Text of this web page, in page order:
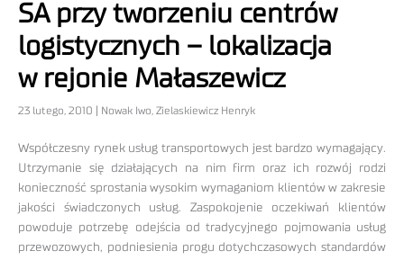
SA przy tworzeniu centrów
logistycznych – lokalizacja
w rejonie Małaszewicz
23 lutego, 2010 | Nowak Iwo, Zielaskiewicz Henryk
Współczesny rynek usług transportowych jest bardzo wymagający.
Utrzymanie się działających na nim firm oraz ich rozwój rodzi
konieczność sprostania wysokim wymaganiom klientów w zakresie
jakości świadczonych usług. Zaspokojenie oczekiwań klientów
powoduje potrzebę odejścia od tradycyjnego pojmowania usług
przewozowych, podniesienia progu dotychczasowych standardów